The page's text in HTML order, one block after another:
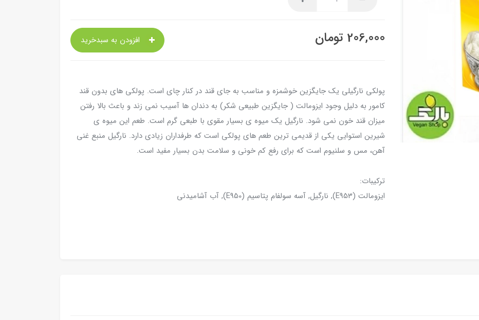
206,000 تومان
پولکی نارگیلی يک جایگزین خوشمزه و مناسب به جای قند در کنار چای است. پولکی های بدون قند
کامور به دلیل وجود ایزومالت ( جایگزین طبیعی شکر) به دندان ها آسیب نمی زند و باعث بالا رفتن
میزان قند خون نمی شود. نارگیل یک میوه ی بسیار مقوی با طبعی گرم است. طعم این میوه ی
شیرین استوایی یکی از قدیمی ترین طعم های پولکی است که طرفداران زیادی دارد. نارگیل منبع غنی
آهن، مس و سلنیوم است که برای رفع کم خونی و سلامت بدن بسیار مفید است.
ترکیبات:
ایزومالت (E953), نارگیل, آسه سولفام پتاسیم (E950), آب آشامیدنی